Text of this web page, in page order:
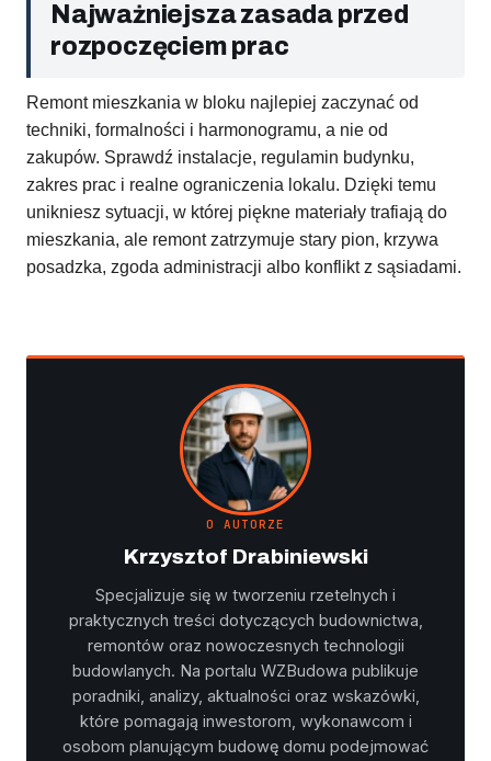
Najważniejsza zasada przed
rozpoczęciem prac
Remont mieszkania w bloku najlepiej zaczynać od
techniki, formalności i harmonogramu, a nie od
zakupów. Sprawdź instalacje, regulamin budynku,
zakres prac i realne ograniczenia lokalu. Dzięki temu
unikniesz sytuacji, w której piękne materiały trafiają do
mieszkania, ale remont zatrzymuje stary pion, krzywa
posadzka, zgoda administracji albo konflikt z sąsiadami.
O AUTORZE
Krzysztof Drabiniewski
Specjalizuje się w tworzeniu rzetelnych i
praktycznych treści dotyczących budownictwa,
remontów oraz nowoczesnych technologii
budowlanych. Na portalu WZBudowa publikuje
poradniki, analizy, aktualności oraz wskazówki,
które pomagają inwestorom, wykonawcom i
osobom planującym budowę domu podejmować